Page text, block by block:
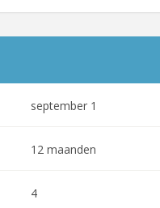
september 1
12 maanden
4